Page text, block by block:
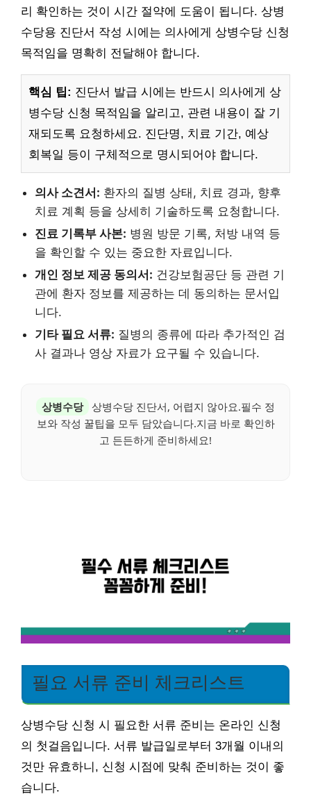
리 확인하는 것이 시간 절약에 도움이 됩니다. 상병
수당용 진단서 작성 시에는 의사에게 상병수당 신청
목적임을 명확히 전달해야 합니다.
핵심 팁: 진단서 발급 시에는 반드시 의사에게 상
병수당 신청 목적임을 알리고, 관련 내용이 잘 기
재되도록 요청하세요. 진단명, 치료 기간, 예상
회복일 등이 구체적으로 명시되어야 합니다.
의사 소견서: 환자의 질병 상태, 치료 경과, 향후
치료 계획 등을 상세히 기술하도록 요청합니다.
진료 기록부 사본: 병원 방문 기록, 처방 내역 등
을 확인할 수 있는 중요한 자료입니다.
개인 정보 제공 동의서: 건강보험공단 등 관련 기
관에 환자 정보를 제공하는 데 동의하는 문서입
니다.
기타 필요 서류: 질병의 종류에 따라 추가적인 검
사 결과나 영상 자료가 요구될 수 있습니다.
상병수당 상병수당 진단서, 어렵지 않아요.필수 정
보와 작성 꿀팁을 모두 담았습니다.지금 바로 확인하
고 든든하게 준비하세요!
필요 서류 준비 체크리스트
상병수당 신청 시 필요한 서류 준비는 온라인 신청
의 첫걸음입니다. 서류 발급일로부터 3개월 이내의
것만 유효하니, 신청 시점에 맞춰 준비하는 것이 좋
습니다.